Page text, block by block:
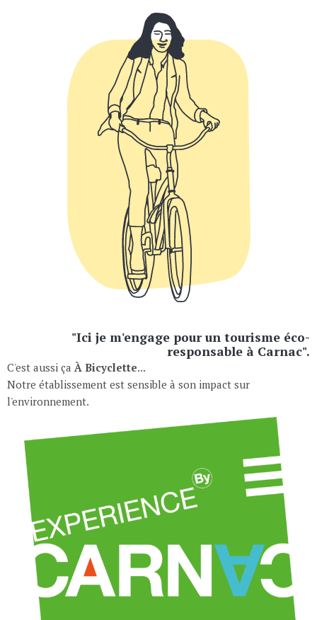
"Ici je m'engage pour un tourisme éco-
responsable à Carnac".
C'est aussi ça À Bicyclette...
Notre établissement est sensible à son impact sur
l'environnement.